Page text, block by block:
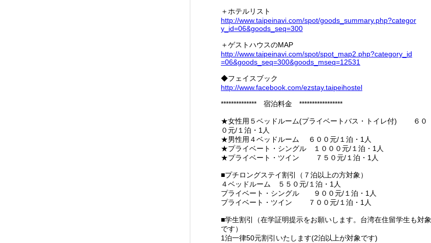
＋ホテルリスト
http://www.taipeinavi .com/spot/goods_summary.php?categor
y_id=06&goods_ seq=300
＋ゲストハウスのMAP
http://www.taipeinavi .com/spot/spot _map2.php?category_id
=06&goods_seq=300&goods_mseq=12531
◆フェイスブック
http://www.facebook.com/ezstay.taipeihostel
************** 宿泊料金 *****************
★女性用５ベッドルーム(プライベートバス・トイレ付) ６０
０元/１泊・1人
★男性用４ベッドルーム ６００元/１泊・1人
★プライベート・シングル １０００元/１泊・1人
★プライベート・ツイン ７５０元/１泊・1人
■プチロングステイ割引（７泊以上の方対象）
４ベッドルーム ５５０元/１泊・1人
プライベート・シングル ９００元/１泊・1人
プライベート・ツイン ７００元/１泊・1人
■学生割引（在学証明提示をお願いします。台湾在住留学生も対象
です）
1泊一律50元割引いたします(2泊以上が対象です)